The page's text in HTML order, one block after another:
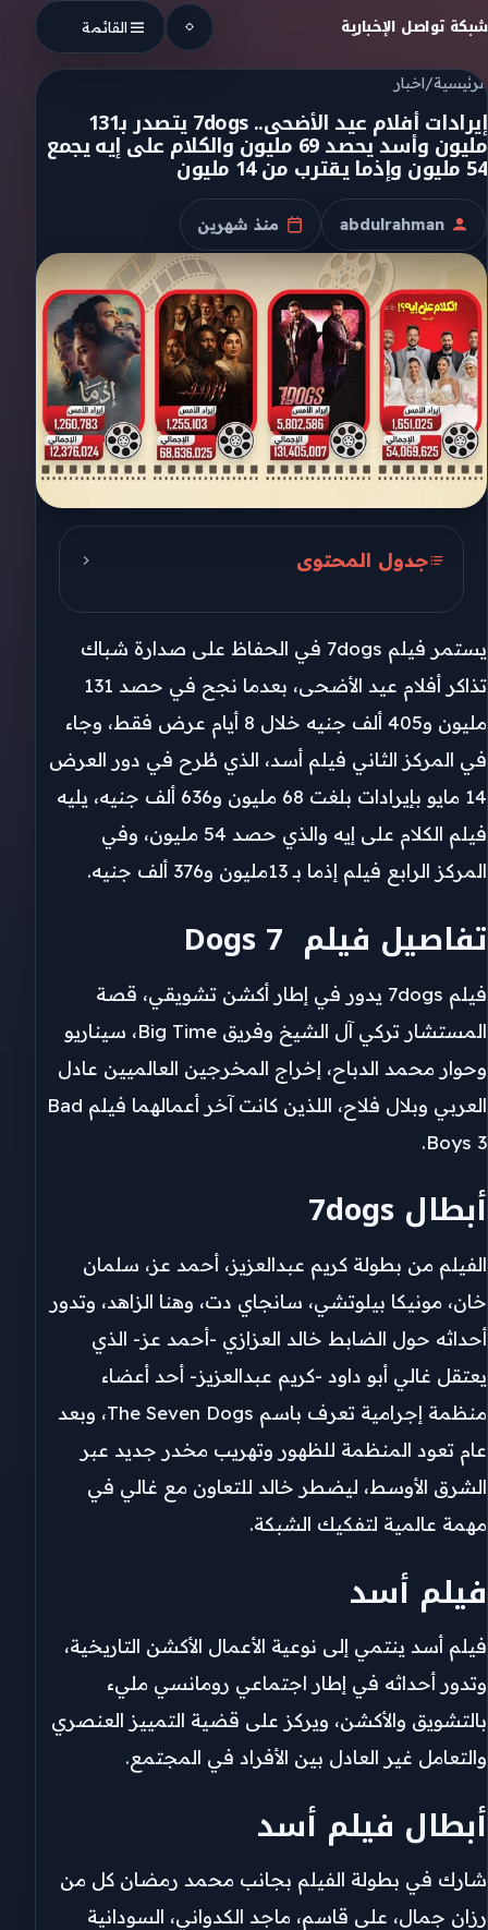
Skip to content
شبكة تواصل الإخبارية القائمة
الرئيسية/اخبار
إيرادات أفلام عيد الأضحى.. 7dogs يتصدر بـ131
مليون وأسد يحصد 69 مليون والكلام على إيه يجمع
54 مليون وإذما يقترب من 14 مليون
الكاتب
abdulrahman
تاريخ النشر
منذ شهرين
جدول المحتوى
أبطال 7dogs
فيلم أسد
أبطال فيلم أسد
تفاصيل فيلم الكلام على إيه
فيلم إذما
يستمر فيلم 7dogs في الحفاظ على صدارة شباك
تذاكر أفلام عيد الأضحى، بعدما نجح في حصد 131
مليون و405 ألف جنيه خلال 8 أيام عرض فقط، وجاء
في المركز الثاني فيلم أسد، الذي طُرح في دور العرض
14 مايو بإيرادات بلغت 68 مليون و636 ألف جنيه، يليه
فيلم الكلام على إيه والذي حصد 54 مليون، وفي
المركز الرابع فيلم إذما بـ 13مليون و376 ألف جنيه.
تفاصيل فيلم 7 Dogs
فيلم 7dogs يدور في إطار أكشن تشويقي، قصة
المستشار تركي آل الشيخ وفريق Big Time، سيناريو
وحوار محمد الدباح، إخراج المخرجين العالميين عادل
العربي وبلال فلاح، اللذين كانت آخر أعمالهما فيلم Bad
Boys 3.
أبطال 7dogs
الفيلم من بطولة كريم عبدالعزيز، أحمد عز، سلمان
خان، مونيكا بيلوتشي، سانجاي دت، وهنا الزاهد، وتدور
أحداثه حول الضابط خالد العزازي -أحمد عز- الذي
يعتقل غالي أبو داود -كريم عبدالعزيز- أحد أعضاء
منظمة إجرامية تعرف باسم The Seven Dogs، وبعد
عام تعود المنظمة للظهور وتهريب مخدر جديد عبر
الشرق الأوسط، ليضطر خالد للتعاون مع غالي في
مهمة عالمية لتفكيك الشبكة.
فيلم أسد
فيلم أسد ينتمي إلى نوعية الأعمال الأكشن التاريخية،
وتدور أحداثه في إطار اجتماعي رومانسي مليء
بالتشويق والأكشن، ويركز على قضية التمييز العنصري
والتعامل غير العادل بين الأفراد في المجتمع.
أبطال فيلم أسد
شارك في بطولة الفيلم بجانب محمد رمضان كل من
رزان جمال، على قاسم، ماجد الكدواني، السودانية